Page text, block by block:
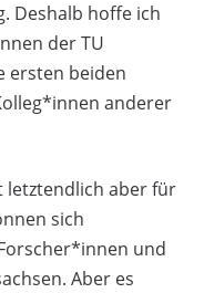
Deshalb hoffe ich
der TU
ersten beiden
anderer
letztendlich aber für
sich
und
Aber es